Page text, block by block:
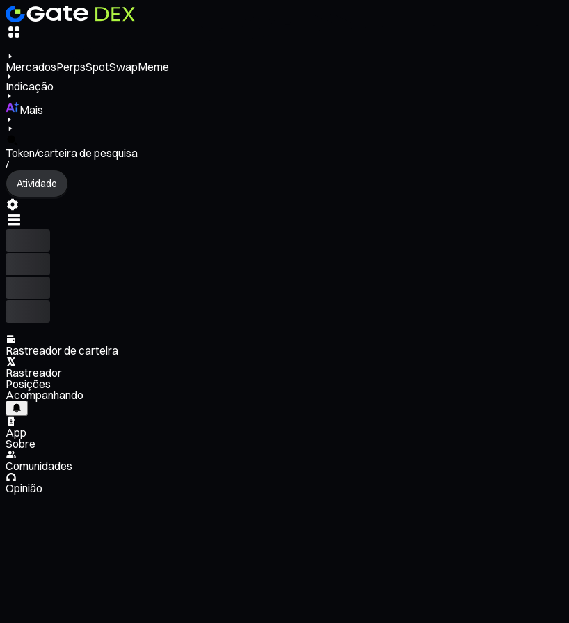
MercadosPerpsSpotSwapMeme
Indicação
Mais
Token/carteira de pesquisa
/
Atividade
Rastreador de carteira
Rastreador
Posições
Acompanhando
App
Sobre
Comunidades
Opinião